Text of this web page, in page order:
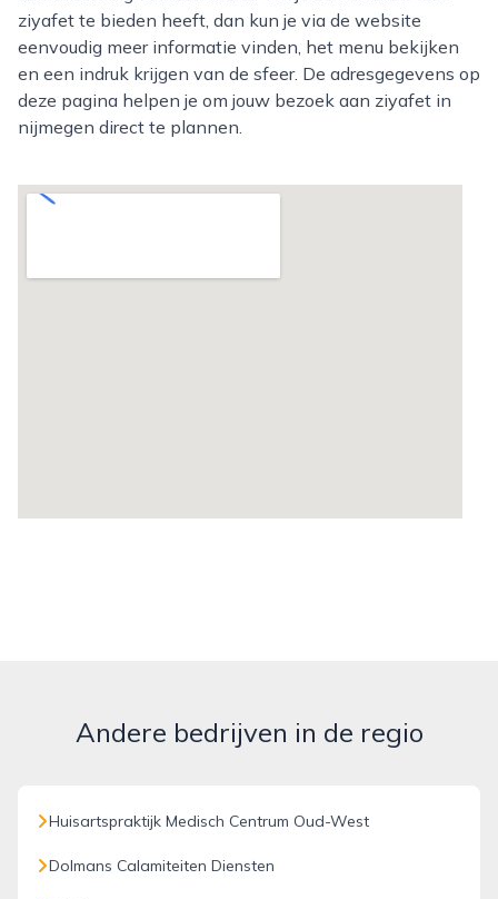
ziyafet te bieden heeft, dan kun je via de website
eenvoudig meer informatie vinden, het menu bekijken
en een indruk krijgen van de sfeer. De adresgegevens op
deze pagina helpen je om jouw bezoek aan ziyafet in
nijmegen direct te plannen.
Andere bedrijven in de regio
Huisartspraktijk Medisch Centrum Oud-West
Dolmans Calamiteiten Diensten